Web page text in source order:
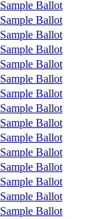
Sample Ballot
Sample Ballot
Sample Ballot
Sample Ballot
Sample Ballot
Sample Ballot
Sample Ballot
Sample Ballot
Sample Ballot
Sample Ballot
Sample Ballot
Sample Ballot
Sample Ballot
Sample Ballot
Sample Ballot